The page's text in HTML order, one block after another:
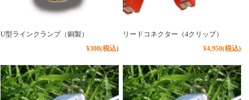
U型ラインクランプ（銅製）
¥308(税込)
リードコネクター（4クリップ）
¥4,950(税込)